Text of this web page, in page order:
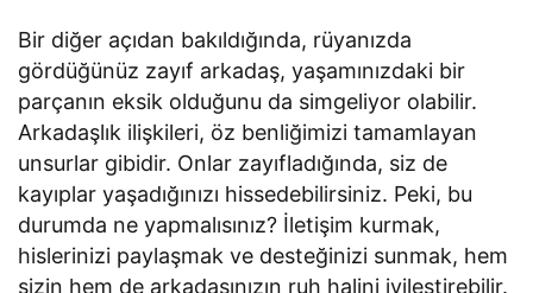
Bir diğer açıdan bakıldığında, rüyanızda
gördüğünüz zayıf arkadaş, yaşamınızdaki bir
parçanın eksik olduğunu da simgeliyor olabilir.
Arkadaşlık ilişkileri, öz benliğimizi tamamlayan
unsurlar gibidir. Onlar zayıfladığında, siz de
kayıplar yaşadığınızı hissedebilirsiniz. Peki, bu
durumda ne yapmalısınız? İletişim kurmak,
hislerinizi paylaşmak ve desteğinizi sunmak, hem
sizin hem de arkadaşınızın ruh halini iyileştirebilir.